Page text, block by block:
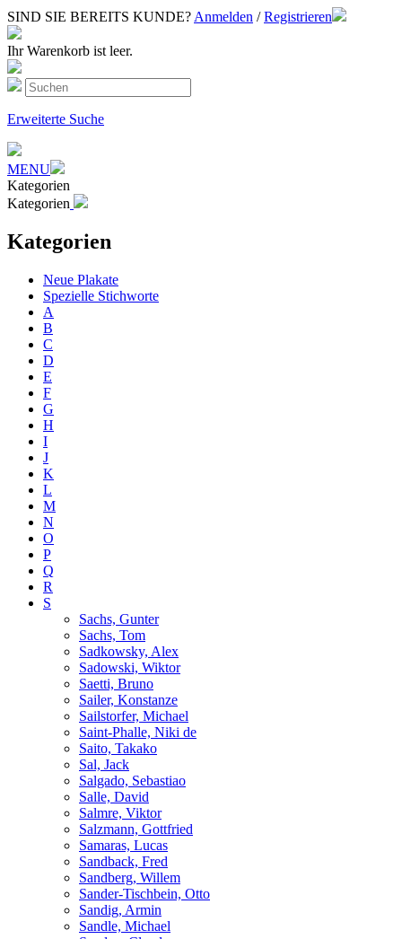
SIND SIE BEREITS KUNDE? Anmelden / Registrieren
Ihr Warenkorb ist leer.
Erweiterte Suche
MENU
Kategorien
Kategorien
Kategorien
Neue Plakate
Spezielle Stichworte
A
B
C
D
E
F
G
H
I
J
K
L
M
N
O
P
Q
R
S
Sachs, Gunter
Sachs, Tom
Sadkowsky, Alex
Sadowski, Wiktor
Saetti, Bruno
Sailer, Konstanze
Sailstorfer, Michael
Saint-Phalle, Niki de
Saito, Takako
Sal, Jack
Salgado, Sebastiao
Salle, David
Salmre, Viktor
Salzmann, Gottfried
Samaras, Lucas
Sandback, Fred
Sandberg, Willem
Sander-Tischbein, Otto
Sandig, Armin
Sandle, Michael